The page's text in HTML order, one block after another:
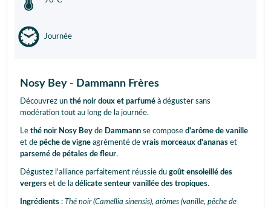
Journée
Nosy Bey - Dammann Frères
Découvrez un thé noir doux et parfumé à déguster sans
modération tout au long de la journée.
Le thé noir Nosy Bey de Dammann se compose d'arôme de vanille
et de pêche de vigne agrémenté de vrais morceaux d'ananas et
parsemé de pétales de fleur.
Dégustez l'alliance parfaitement réussie du goût ensoleillé des
vergers et de la délicate senteur vanillée des tropiques.
Ingrédients : Thé noir (Camellia sinensis), arômes (vanille, pêche de